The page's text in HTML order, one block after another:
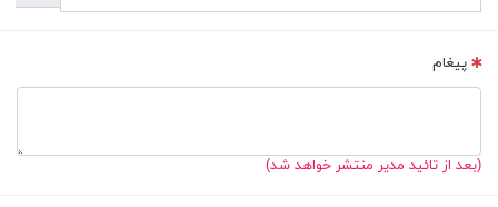
پیغام
(بعد از تائید مدیر منتشر خواهد شد)